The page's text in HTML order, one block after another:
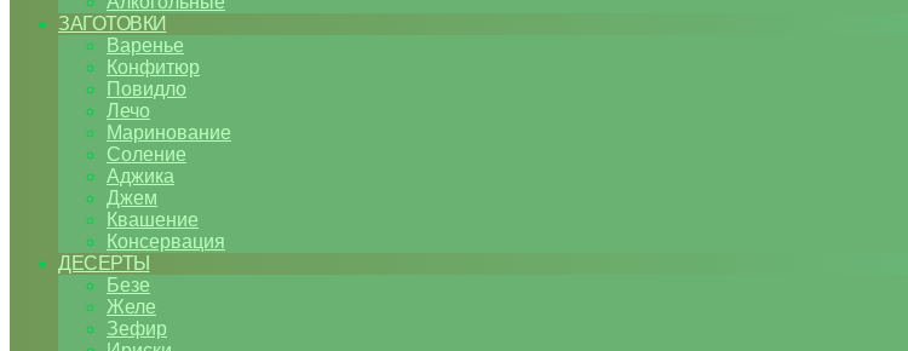
ЗАГОТОВКИ
Варенье
Конфитюр
Повидло
Лечо
Маринование
Соление
Аджика
Джем
Квашение
Консервация
ДЕСЕРТЫ
Безе
Желе
Зефир